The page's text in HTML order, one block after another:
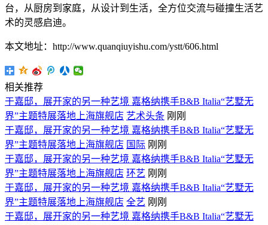
台，从厨房到家庭，从设计到生活，全方位交流与碰撞生活艺
术的灵感启迪。
本文地址：http://www.quanqiuyishu.com/ystt/606.html
相关推荐
于嘉邸，展开家的另一种艺境 嘉格纳携手B&B Italia“艺墅无
界”主题特展落地上海旗舰店 艺术头条 刚刚
于嘉邸，展开家的另一种艺境 嘉格纳携手B&B Italia“艺墅无
界”主题特展落地上海旗舰店 国际 刚刚
于嘉邸，展开家的另一种艺境 嘉格纳携手B&B Italia“艺墅无
界”主题特展落地上海旗舰店 环艺 刚刚
于嘉邸，展开家的另一种艺境 嘉格纳携手B&B Italia“艺墅无
界”主题特展落地上海旗舰店 全艺 刚刚
于嘉邸，展开家的另一种艺境 嘉格纳携手B&B Italia“艺墅无